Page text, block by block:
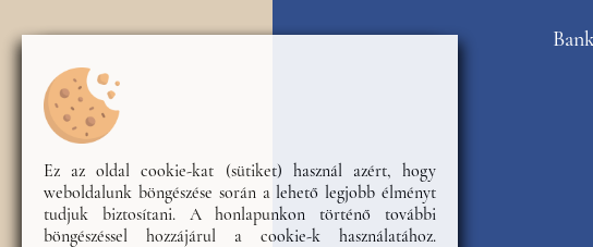
Ez az oldal cookie-kat (sütiket) használ azért, hogy
weboldalunk böngészése során a lehető legjobb élményt
tudjuk biztosítani. A honlapunkon történő további
böngészéssel hozzájárul a cookie-k használatához.